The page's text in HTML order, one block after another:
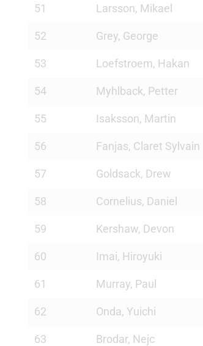
51 Larsson, Mikael
52 Grey, George
53 Loefstroem, Hakan
54 Myhlback, Petter
55 Isaksson, Martin
56 Fanjas, Claret Sylvain
57 Goldsack, Drew
58 Cornelius, Daniel
59 Kershaw, Devon
60 Imai, Hiroyuki
61 Murray, Paul
62 Onda, Yuichi
63 Brodar, Nejc